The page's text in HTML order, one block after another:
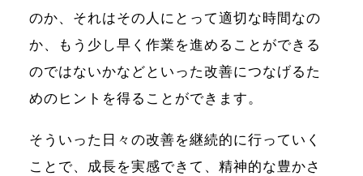
のか、それはその人にとって適切な時間なの
か、もう少し早く作業を進めることができる
のではないかなどといった改善につなげるた
めのヒントを得ることができます。
そういった日々の改善を継続的に行っていく
ことで、成長を実感できて、精神的な豊かさ